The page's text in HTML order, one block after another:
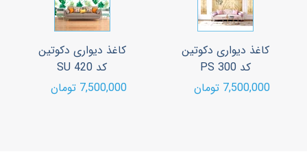
کاغذ دیواری دکوتین
کد PS 300
7,500,000 تومان
کاغذ دیواری دکوتین
کد SU 420
7,500,000 تومان